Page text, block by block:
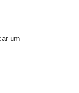
um